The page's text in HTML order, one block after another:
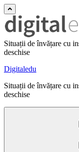
Situații de învățare cu
deschise
Digitaledu
Situații de învățare cu
deschise